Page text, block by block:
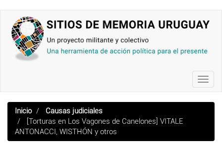
contenido
principal
Inicio
Causas judiciales
[Torturas en Los Vagones de Canelones] VITALE
ANTONACCI, WISTHÓN y otros